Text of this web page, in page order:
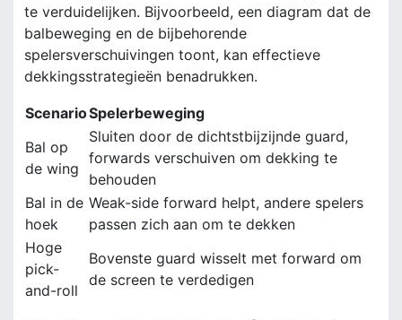
te verduidelijken. Bijvoorbeeld, een diagram dat de
balbeweging en de bijbehorende
spelersverschuivingen toont, kan effectieve
dekkingsstrategieën benadrukken.
ScenarioSpelerbeweging
Bal op
de wing
Sluiten door de dichtstbijzijnde guard,
forwards verschuiven om dekking te
behouden
Bal in de
hoek
Weak-side forward helpt, andere spelers
passen zich aan om te dekken
Hoge
pick-
and-roll
Bovenste guard wisselt met forward om
de screen te verdedigen